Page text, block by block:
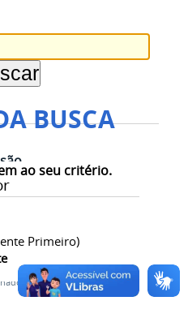
BUSCA
ao seu critério.
Primeiro)
de
ufjg-gv,